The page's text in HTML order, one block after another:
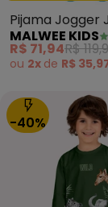
Pijama Jogger
Into Space Azul
MALWEE KIDS
R$ 71,94R$
ou 2x de R$
-40%